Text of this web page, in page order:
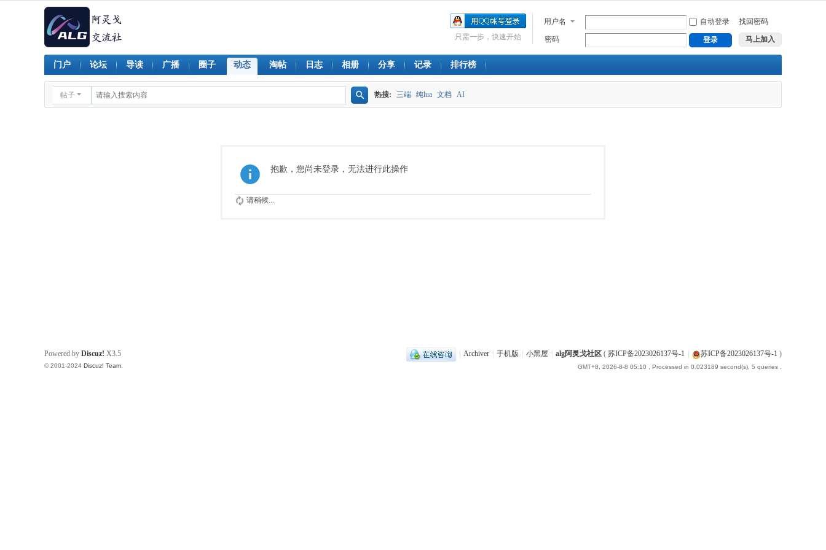
用户名 自动登录 找回密码
密码 登录 马上加入
只需一步，快速开始
门户 论坛 导读 广播 圈子 动态 淘帖 日志 相册 分享 记录 排行榜
帖子 热搜: 三端 纯lua 文档 AI
抱歉，您尚未登录，无法进行此操作
请稍候...
Archiver 手机版 小黑屋 alg阿灵戈社区 ( 苏ICP备2023026137号-1 苏ICP备2023026137号-1 )
GMT+8, 2026-8-8 05:10 , Processed in 0.023189 second(s), 5 queries .
Powered by Discuz! X3.5
© 2001-2024 Discuz! Team